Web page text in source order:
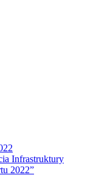
Infrastruktury
2022”